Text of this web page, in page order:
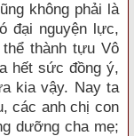
không phải là
đại nguyện lực,
thành tựu Vô
hết sức đồng ý,
kia vậy. Nay ta
các anh chị con
dưỡng cha mẹ;